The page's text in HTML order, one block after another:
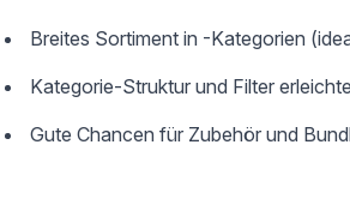
Breites Sortiment in -Kategorien
Kategorie-Struktur und Filter
Gute Chancen für Zubehör und